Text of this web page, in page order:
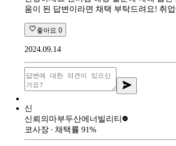
움이 된 답변이라면 채택 부탁드려요! 취
좋아요 0
2024.09.14
신
신뢰의마부두산에너빌리티
코사장 ∙ 채택률 91%